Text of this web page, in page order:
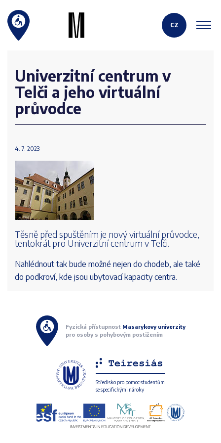
CZ
Univerzitní centrum v
Telči a jeho virtuální
průvodce
4. 7. 2023
Těsně před spuštěním je nový virtuální průvodce,
tentokrát pro Univerzitní centrum v Telči.
Nahlédnout tak bude možné nejen do chodeb, ale také
do podkroví, kde jsou ubytovací kapacity centra.
Fyzická přístupnost Masarykovy univerzity
pro osoby s pohybovým postižením
Středisko pro pomoc studentům
se specifickými nároky